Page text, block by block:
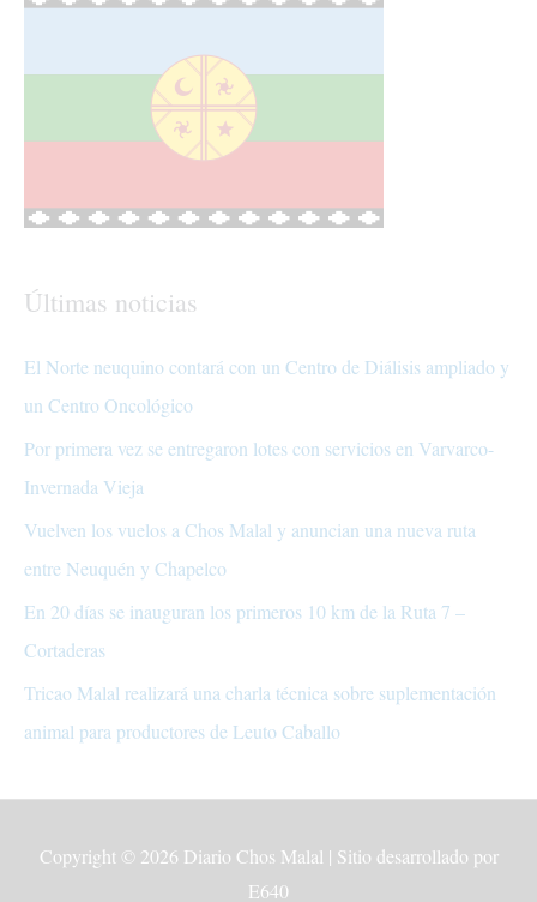
Últimas noticias
El Norte neuquino contará con un Centro de Diálisis ampliado y
un Centro Oncológico
Por primera vez se entregaron lotes con servicios en Varvarco-
Invernada Vieja
Vuelven los vuelos a Chos Malal y anuncian una nueva ruta
entre Neuquén y Chapelco
En 20 días se inauguran los primeros 10 km de la Ruta 7 –
Cortaderas
Tricao Malal realizará una charla técnica sobre suplementación
animal para productores de Leuto Caballo
Copyright © 2026 Diario Chos Malal | Sitio desarrollado por
E640